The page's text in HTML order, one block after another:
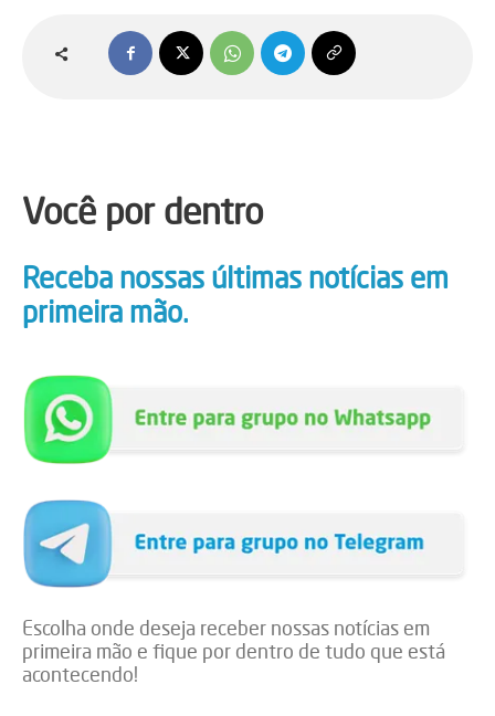
Você por dentro
Receba nossas últimas notícias em
primeira mão.
Escolha onde deseja receber nossas notícias em
primeira mão e fique por dentro de tudo que está
acontecendo!